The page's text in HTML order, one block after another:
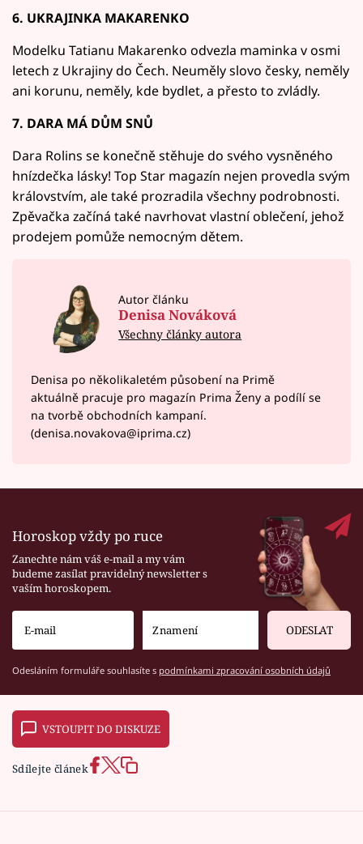
6. UKRAJINKA MAKARENKO
Modelku Tatianu Makarenko odvezla maminka v osmi
letech z Ukrajiny do Čech. Neuměly slovo česky, neměly
ani korunu, neměly, kde bydlet, a přesto to zvládly.
7. DARA MÁ DŮM SNŮ
Dara Rolins se konečně stěhuje do svého vysněného
hnízdečka lásky! Top Star magazín nejen provedla svým
královstvím, ale také prozradila všechny podrobnosti.
Zpěvačka začíná také navrhovat vlastní oblečení, jehož
prodejem pomůže nemocným dětem.
Autor článku
Denisa Nováková
Všechny články autora
Denisa po několikaletém působení na Primě
aktuálně pracuje pro magazín Prima Ženy a podílí se
na tvorbě obchodních kampaní.
(denisa.novakova@iprima.cz)
Horoskop vždy po ruce
Zanechte nám váš e-mail a my vám
budeme zasílat pravidelný newsletter s
vaším horoskopem.
ODESLAT
Odesláním formuláře souhlasíte s podmínkami zpracování osobních údajů
VSTOUPIT DO DISKUZE
Sdílejte článek